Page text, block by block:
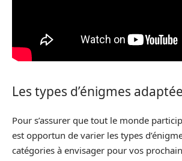
Les types d’énigmes
Pour s’assurer que tout le monde
est opportun de varier les types
catégories à envisager pour vos